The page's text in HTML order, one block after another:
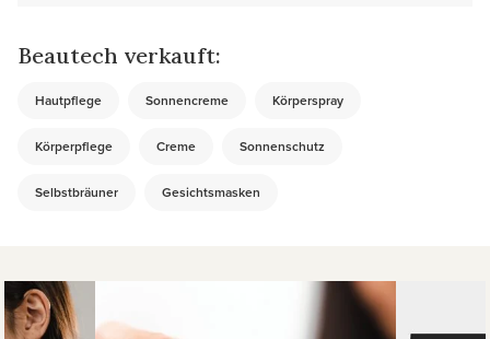
Beautech verkauft:
Hautpflege Sonnencreme Körperspray
Körperpflege Creme Sonnenschutz
Selbstbräuner Gesichtsmasken